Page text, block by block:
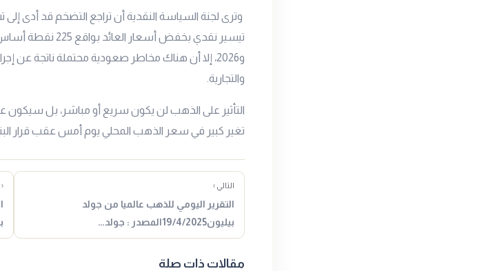
وترى لجنة السياسة النقدية أن تراجع التضخم قد أدى إلى
و2026، إلا أن هناك مخاطر صعودية محتملة ناتجة عن
والتجارية.
التأثير على الذهب لن يكون سريع أو مباشر، بل سيكون
تغير كبير في سعر الذهب المحلي يوم أمس عقب قرار
التالي ›
التقرير اليومي للذهب عالميا من جولد
بيليون19/4/2025المصدر : جولد…
مقالات ذات صلة